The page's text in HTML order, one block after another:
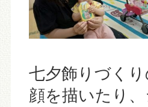
七夕飾りづく
顔を描いたり